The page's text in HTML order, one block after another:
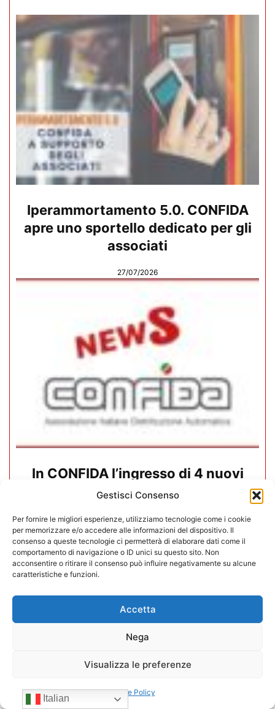
Gestisci Consenso
Per fornire le migliori esperienze, utilizziamo tecnologie come i cookie
per memorizzare e/o accedere alle informazioni del dispositivo. Il
consenso a queste tecnologie ci permetterà di elaborare dati come il
comportamento di navigazione o ID unici su questo sito. Non
acconsentire o ritirare il consenso può influire negativamente su alcune
caratteristiche e funzioni.
Accetta
Nega
Visualizza le preferenze
Cookie Policy
Iperammortamento 5.0. CONFIDA
apre uno sportello dedicato per gli
associati
27/07/2026
In CONFIDA l’ingresso di 4 nuovi
associati
22/07/2026
Italian